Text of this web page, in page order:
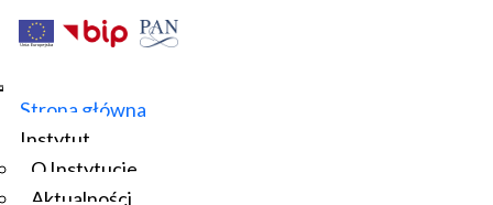
Strona główna
Instytut
O Instytucie
Aktualności